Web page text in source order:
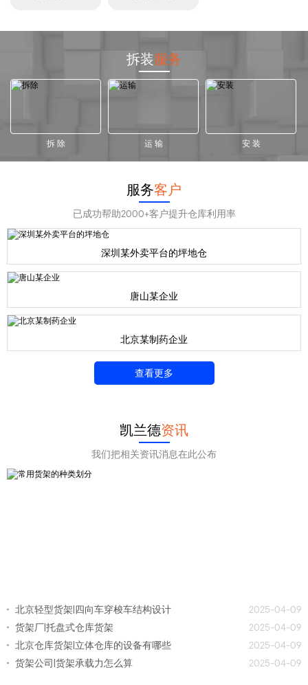
拆装服务
拆 除 运 输 安 装
服务客户
已成功帮助2000+客户提升仓库利用率
深圳某外卖平台的坪地仓
唐山某企业
北京某制药企业
查看更多
凯兰德资讯
我们把相关资讯消息在此公布
北京轻型货架|四向车穿梭车结构设计
2025-04-09
货架厂|托盘式仓库货架
2025-04-09
北京仓库货架|立体仓库的设备有哪些
2025-04-09
货架公司|货架承载力怎么算
2025-04-09